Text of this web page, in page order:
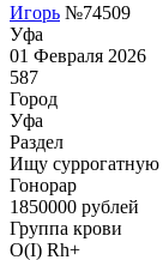
Игорь №74509
Уфа
01 Февраля 2026
587
Город
Уфа
Раздел
Ищу
Гонoрар
1850000 рублей
Группа крови
O(I) Rh+